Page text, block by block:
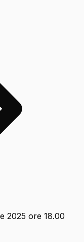
2025 ore 18.00